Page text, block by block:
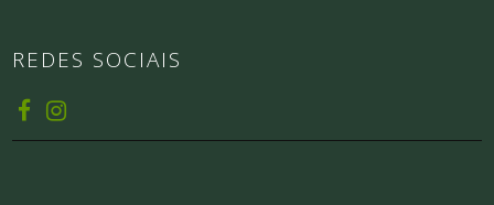
REDES SOCIAIS